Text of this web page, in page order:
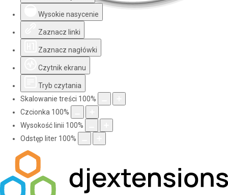
Wysokie nasycenie
Zaznacz linki
Zaznacz nagłówki
Czytnik ekranu
Tryb czytania
Skalowanie treści 100%
Czcionka 100%
Wysokość linii 100%
Odstęp liter 100%